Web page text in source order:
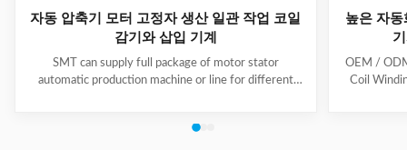
자동 압축기 모터 고정자 생산 일관 작업 코일
감기와 삽입 기계
SMT can supply full package of motor stator
automatic production machine or line for different
production line including paper inserting machine, coil
높은 자
OEM /
Coil